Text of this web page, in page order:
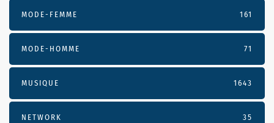
MODE-FEMME 161
MODE-HOMME 71
MUSIQUE 1643
NETWORK 35